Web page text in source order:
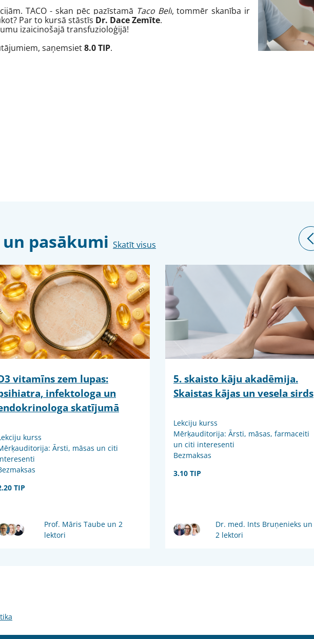
TACO - skan pēc pazīstamā Taco Bell, tommēr skanība ir
Par to kursā stāstīs Dr. Dace Zemīte.
izaicinošajā transfuzioloģijā!
saņemsiet8.0 TIP.
pasākumi Skatīt visus
vitamīns zem lupas:
infektologa un
skatījumā
kurss
Ārsti, māsas un citi
TIP
Prof. Māris Taube un 2
lektori
5. skaisto kāju akadēmija.
Skaistas kājas un vesela sirds
Lekciju kurss
Mērķauditorija: Ārsti, māsas, farmaceiti
un citi interesenti
Bezmaksas
3.10 TIP
Dr. med. Ints Bruņenieks un
2 lektori